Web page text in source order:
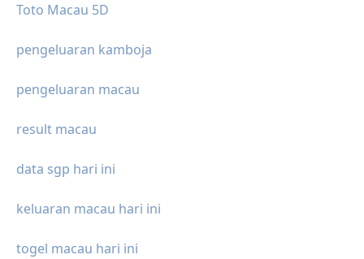
Toto Macau 5D
pengeluaran kamboja
pengeluaran macau
result macau
data sgp hari ini
keluaran macau hari ini
togel macau hari ini